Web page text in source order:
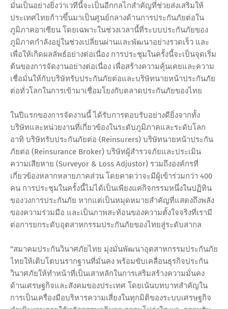
มั่นเป็นอย่างยิ่งว่าเวทีนี้จะเป็นอีกกลไกสำคัญที่ช่วยส่งเสริมให้
ประเทศไทยก้าวขึ้นมาเป็นศูนย์กลางด้านการประกันภัยต่อใน
ภูมิภาคอาเซียน โดยเฉพาะในช่วงเวลานี้ที่ระบบประกันภัยของ
ภูมิภาคกำลังอยู่ในช่วงเปลี่ยนผ่านและพัฒนาอย่างรวดเร็ว และ
เพื่อให้เกิดผลลัพธ์อย่างต่อเนื่อง การประชุมในครั้งนี้จะเป็นจุดเริ่ม
ต้นของการจัดงานอย่างต่อเนื่อง เพื่อสร้างความคุ้นเคยและความ
เชื่อมั่นให้กับบริษัทรับประกันภัยต่อและบริษัทนายหน้าประกันภัย
ต่อทั่วโลกในการเข้ามาเชื่อมโยงกับตลาดประกันภัยของไทย
ในปีแรกของการจัดงานนี้ ได้รับการตอบรับอย่างดียิ่งจากทั้ง
บริษัทและหน่วยงานที่เกี่ยวข้องในระดับภูมิภาคและระดับโลก
อาทิ บริษัทรับประกันภัยต่อ (Reinsurers) บริษัทนายหน้าประกัน
ภัยต่อ (Reinsurance Broker) บริษัทผู้สำรวจภัยและประเมิน
ความเสียหาย (Surveyor & Loss Adjustor) รวมถึงองค์กรที่
เกี่ยวข้องหลากหลายภาคส่วน โดยคาดว่าจะมีผู้เข้าร่วมกว่า 400
คน การประชุมในครั้งนี้ไม่ได้เป็นเพียงแค่กิจกรรมหนึ่งในปฏิทิน
ของวงการประกันภัย หากแต่เป็นหมุดหมายสำคัญที่แสดงถึงพลัง
ของความร่วมมือ และเป็นภาพสะท้อนของความตั้งใจจริงที่เรามี
ต่อการยกระดับอุตสาหกรรมประกันภัยของไทยสู่ระดับสากล
“สมาคมประกันวินาศภัยไทย มุ่งมั่นพัฒนาอุตสาหกรรมประกันภัย
ไทยให้เติบโตบนรากฐานที่มั่นคง พร้อมขับเคลื่อนธุรกิจประกัน
วินาศภัยให้ทำหน้าที่เป็นเสาหลักในการเสริมสร้างความมั่นคง
ด้านเศรษฐกิจและสังคมของประเทศ โดยเน้นบทบาทสำคัญใน
การเป็นเครื่องมือบริหารความเสี่ยงในทุกมิติของระบบเศรษฐกิจ